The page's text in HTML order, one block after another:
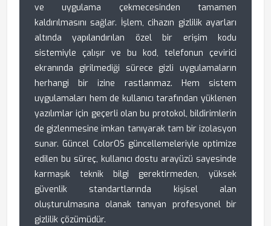
ve uygulama çekmecesinden tamamen
kaldırılmasını sağlar. İşlem, cihazın gizlilik ayarları
altında yapılandırılan özel bir erişim kodu
sistemiyle çalışır ve bu kod, telefonun çevirici
ekranında girilmediği sürece gizli uygulamaların
herhangi bir izine rastlanmaz. Hem sistem
uygulamaları hem de kullanıcı tarafından yüklenen
yazılımlar için geçerli olan bu protokol, bildirimlerin
de gizlenmesine imkan tanıyarak tam bir izolasyon
sunar. Güncel ColorOS güncellemeleriyle optimize
edilen bu süreç, kullanıcı dostu arayüzü sayesinde
karmaşık teknik bilgi gerektirmeden, yüksek
güvenlik standartlarında kişisel alan
oluşturulmasına olanak tanıyan profesyonel bir
gizlilik çözümüdür.